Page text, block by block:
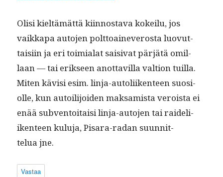
Olisi kieltämät­tä kiin­nos­ta­va kokeilu, jos
vaikka­pa auto­jen polt­toain­everos­ta luovut­
taisi­in ja eri toimi­alat saisi­vat pär­jätä omil­
laan — tai erik­seen anot­tavil­la val­tion tuil­la.
Miten kävisi esim. lin­ja-autoli­iken­teen suo­si­
olle, kun autoil­i­joiden mak­samista veroista ei
enää sub­ven­toitaisi lin­ja-auto­jen tai raideli­
iken­teen kulu­ja, Pis­ara-radan suun­nit­
telua jne.
Vastaa